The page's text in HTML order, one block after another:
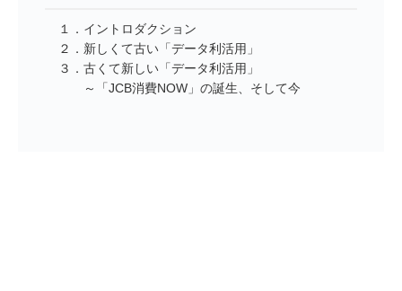
１．イントロダクション
２．新しくて古い「データ利活用」
３．古くて新しい「データ利活用」
～「JCB消費NOW」の誕生、そして今